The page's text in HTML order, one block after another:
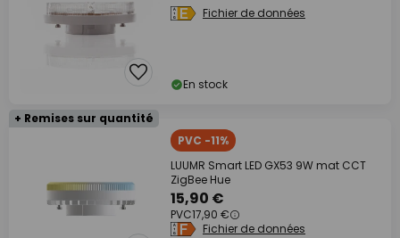
Fichier de données
En stock
+ Remises sur quantité
PVC -11%
LUUMR Smart LED GX53 9W mat CCT
ZigBee Hue
15,90 €
PVC17,90 €
Fichier de données